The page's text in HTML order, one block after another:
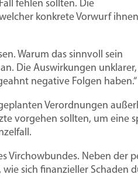
die
Vertrag
Stellenbörse
Tarifvertrag MFA
Tarifvertrag Ärzte
für Ärzte und MFA
Downloads für
Vorlagen und
überleben
fehlen sollten. Die
konkrete Vorwurf ihnen
Warum das sinnvoll sein
Die Auswirkungen unklarer,
negative Folgen haben.“
Verordnungen
vorgehen sollten, um eine
Virchowbundes. Neben der
sich finanzieller Schaden